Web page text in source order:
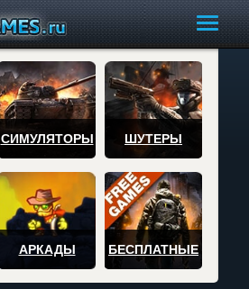
СИМУЛЯТОРЫ ШУТЕРЫ
АРКАДЫ БЕСПЛАТНЫЕ